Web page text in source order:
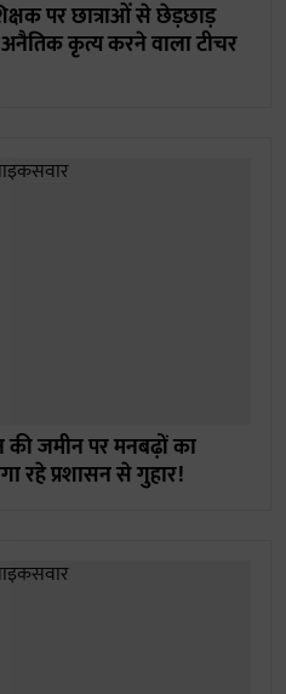
पर छात्राओं से छेड़छाड़
कृत्य करने वाला टीचर
जमीन पर मनबढ़ों का
रहे प्रशासन से गुहार!